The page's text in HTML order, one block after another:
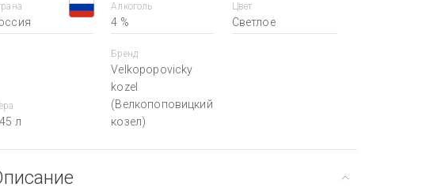
Алкоголь
4 %
Цвет
Светлое
л
Бренд
Velkopopovicky
kozel
(Велкопоповицкий
козел)